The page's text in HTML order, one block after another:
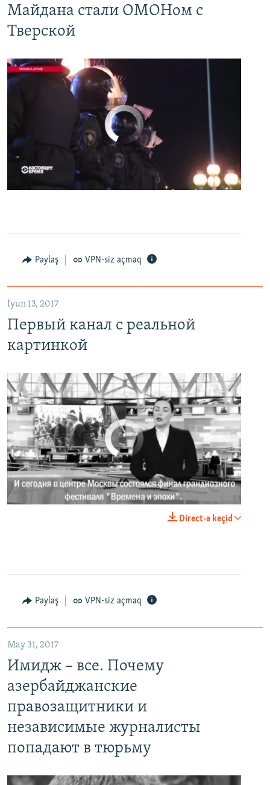
Майдана стали ОМОНом с
Тверской
No media source currently available
Paylaş VPN-siz açmaq
İyun 13, 2017
Первый канал с реальной
картинкой
EMBED
No media source currently available
Direct-ə keçid
Paylaş VPN-siz açmaq
May 31, 2017
Имидж – все. Почему
азербайджанские
правозащитники и
независимые журналисты
попадают в тюрьму
EMBED
Имидж – все. Почему азербайджанские правозащитники и независимые журналисты попадают в тюрьму